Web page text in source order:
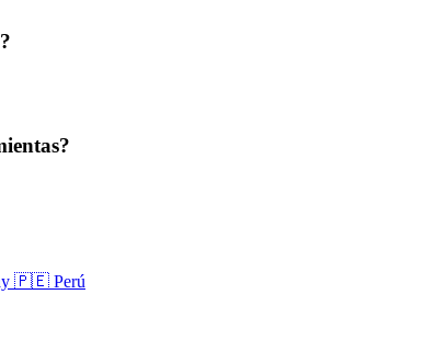
🇵🇪 Perú